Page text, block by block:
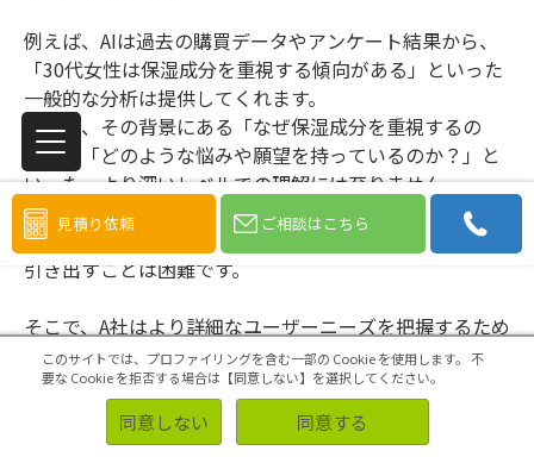
例えば、AIは過去の購買データやアンケート結果から、
「30代女性は保湿成分を重視する傾向がある」といった
一般的な分析は提供してくれます。
しかし、その背景にある「なぜ保湿成分を重視するの
か？」「どのような悩みや願望を持っているのか？」と
いった、より深いレベルでの理解には至りません。
また、セルフ型調査でも、用意された設問に回答しても
らうだけでは、消費者の本音や心の奥底にあるニーズを
引き出すことは困難です。
そこで、A社はより詳細なユーザーニーズを把握するため
に、少人数制のグループインタビューを実施しました。
グループインタビューでは経験豊富なモデレーターが参
加者に寄り添いながら、スキンケアに対する意識や悩み
や理想などをていねいにヒアリングしました。
見積り依頼 ご相談はこちら
このサイトでは、プロファイリングを含む一部の Cookie を使用します。 不
要な Cookie を拒否する場合は【同意しない】を選択してください。
同意しない 同意する